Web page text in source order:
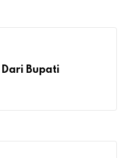
Dari Bupati